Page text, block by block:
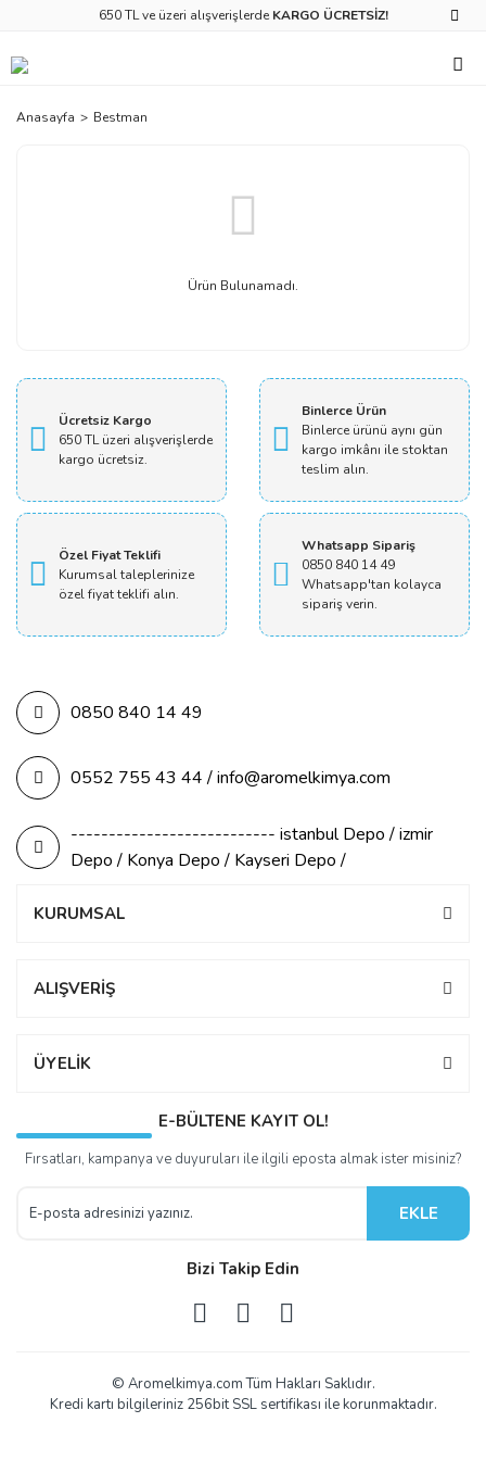
650 TL ve üzeri alışverişlerde KARGO ÜCRETSİZ!
Anasayfa Bestman
Ürün Bulunamadı.
Ücretsiz Kargo
650 TL üzeri alışverişlerde
kargo ücretsiz.
Binlerce Ürün
Binlerce ürünü aynı gün
kargo imkânı ile stoktan
teslim alın.
Özel Fiyat Teklifi
Kurumsal taleplerinize
özel fiyat teklifi alın.
Whatsapp Sipariş
0850 840 14 49
Whatsapp'tan kolayca
sipariş verin.
0850 840 14 49
0552 755 43 44 / info@aromelkimya.com
--------------------------- istanbul Depo / izmir
Depo / Konya Depo / Kayseri Depo /
KURUMSAL
ALIŞVERİŞ
ÜYELİK
E-BÜLTENE KAYIT OL!
Fırsatları, kampanya ve duyuruları ile ilgili eposta almak ister misiniz?
EKLE
Bizi Takip Edin
© Aromelkimya.com Tüm Hakları Saklıdır.
Kredi kartı bilgileriniz 256bit SSL sertifikası ile korunmaktadır.